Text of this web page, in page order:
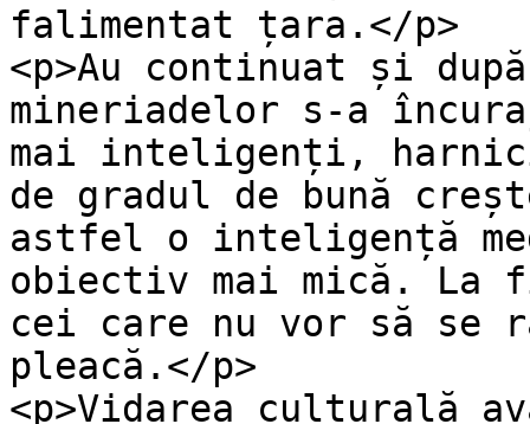
falimentat țara.</p>
<p>Au continuat și
mineriadelor s-a
mai inteligenți,
de gradul de bună
astfel o inteligență
obiectiv mai mică. La
cei care nu vor să se
pleacă.</p>
<p>Vidarea culturală